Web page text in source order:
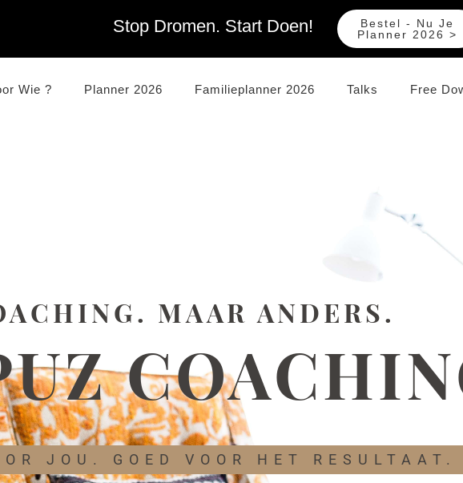
Stop Dromen. Start Doen!
Bestel - Nu Je
Planner 2026 >
Wie ? Planner 2026 Familieplanner 2026 Talks Free
MAAR ANDERS.
JOU. GOED VOOR HET RESULTAAT.